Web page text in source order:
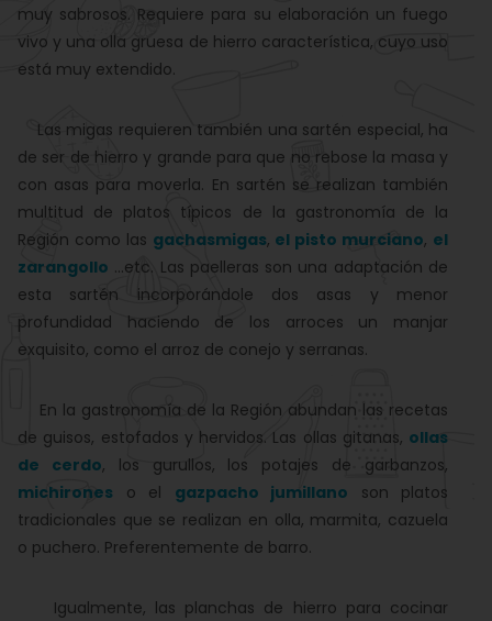
muy sabrosos. Requiere para su elaboración un fuego
vivo y una olla gruesa de hierro característica, cuyo uso
está muy extendido.
Las migas requieren también una sartén especial, ha
de ser de hierro y grande para que no rebose la masa y
con asas para moverla. En sartén se realizan también
multitud de platos típicos de la gastronomía de la
Región como las gachasmigas, el pisto murciano, el
zarangollo ...etc. Las paelleras son una adaptación de
esta sartén incorporándole dos asas y menor
profundidad haciendo de los arroces un manjar
exquisito, como el arroz de conejo y serranas.
En la gastronomía de la Región abundan las recetas
de guisos, estofados y hervidos. Las ollas gitanas, ollas
de cerdo, los gurullos, los potajes de garbanzos,
michirones o el gazpacho jumillano son platos
tradicionales que se realizan en olla, marmita, cazuela
o puchero. Preferentemente de barro.
Igualmente, las planchas de hierro para cocinar